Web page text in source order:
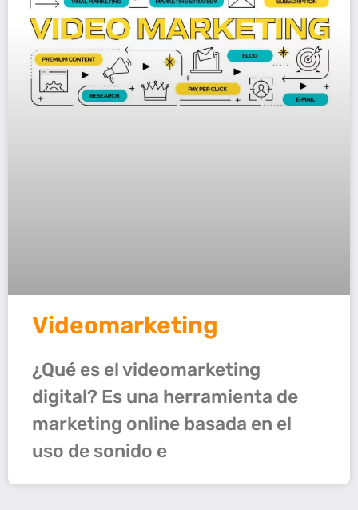
Videomarketing
¿Qué es el videomarketing
digital? Es una herramienta de
marketing online basada en el
uso de sonido e